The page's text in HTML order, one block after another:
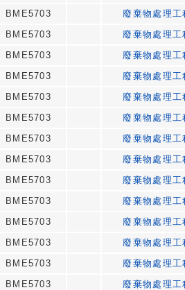
BME5703
廢棄物處理工
BME5703
廢棄物處理工
BME5703
廢棄物處理工
BME5703
廢棄物處理工
BME5703
廢棄物處理工
BME5703
廢棄物處理工
BME5703
廢棄物處理工
BME5703
廢棄物處理工
BME5703
廢棄物處理工
BME5703
廢棄物處理工
BME5703
廢棄物處理工
BME5703
廢棄物處理工
BME5703
廢棄物處理工
BME5703
廢棄物處理工